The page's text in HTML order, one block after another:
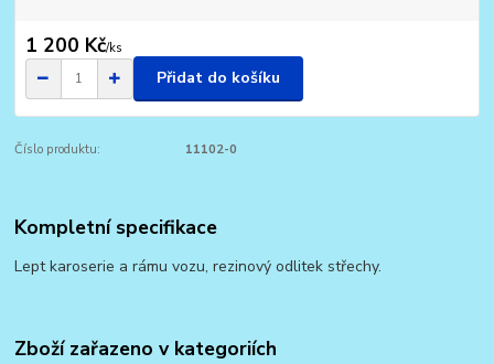
1 200 Kč/ks
Přidat do košíku
Číslo produktu: 11102-0
Kompletní specifikace
Lept karoserie a rámu vozu, rezinový odlitek střechy.
Zboží zařazeno v kategoriích